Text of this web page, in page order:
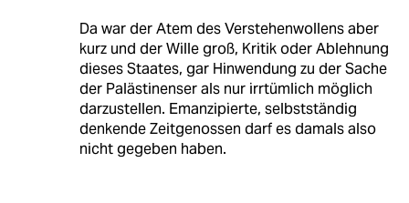
Da war der Atem des Verstehenwollens aber
kurz und der Wille groß, Kritik oder Ablehnung
dieses Staates, gar Hinwendung zu der Sache
der Palästinenser als nur irrtümlich möglich
darzustellen. Emanzipierte, selbstständig
denkende Zeitgenossen darf es damals also
nicht gegeben haben.